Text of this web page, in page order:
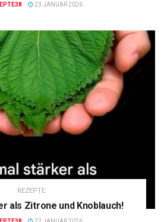
23 JANUAR 2026
REZEPTE
als Zitrone und Knoblauch!